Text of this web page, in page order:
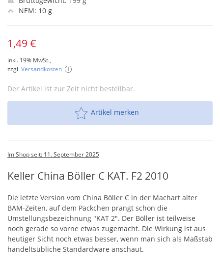
NEM: 10 g
1,49 €
inkl. 19% MwSt.,
zzgl.Versandkosten
Der Artikel ist zur Zeit nicht bestellbar.
Artikel merken
Im Shop seit: 11. September 2025
Keller China Böller C KAT. F2 2010
Die letzte Version vom China Böller C in der Machart alter
BAM-Zeiten, auf dem Päckchen prangt schon die
Umstellungsbezeichnung "KAT 2". Der Böller ist teilweise
noch gerade so vorne etwas zugemacht. Die Wirkung ist aus
heutiger Sicht noch etwas besser, wenn man sich als Maßstab
handeltsübliche Standardware anschaut.